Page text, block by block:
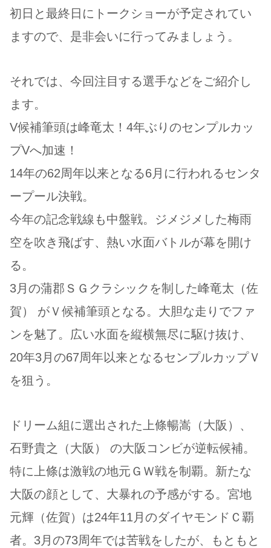
初日と最終日にトークショーが予定されてい
ますので、是非会いに行ってみましょう。
それでは、今回注目する選手などをご紹介し
ます。
V候補筆頭は峰竜太！4年ぶりのセンプルカッ
プVへ加速！
14年の62周年以来となる6月に行われるセンタ
ープール決戦。
今年の記念戦線も中盤戦。ジメジメした梅雨
空を吹き飛ばす、熱い水面バトルが幕を開け
る。
3月の蒲郡ＳＧクラシックを制した峰竜太（佐
賀） がＶ候補筆頭となる。大胆な走りでファ
ンを魅了。広い水面を縦横無尽に駆け抜け、
20年3月の67周年以来となるセンプルカップＶ
を狙う。
ドリーム組に選出された上條暢嵩（大阪）、
石野貴之（大阪） の大阪コンビが逆転候補。
特に上條は激戦の地元ＧＷ戦を制覇。新たな
大阪の顔として、大暴れの予感がする。宮地
元輝（佐賀）は24年11月のダイヤモンドＣ覇
者。3月の73周年では苦戦をしたが、もともと